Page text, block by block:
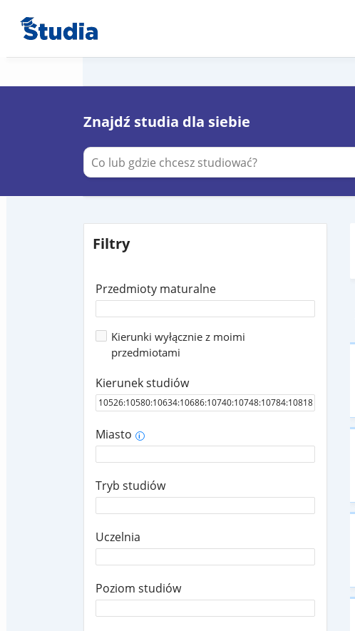
Znajdź studia dla siebie
Filtry
Przedmioty maturalne
Kierunki wyłącznie z moimi
przedmiotami
Kierunek studiów
Miasto i
Tryb studiów
Uczelnia
Poziom studiów